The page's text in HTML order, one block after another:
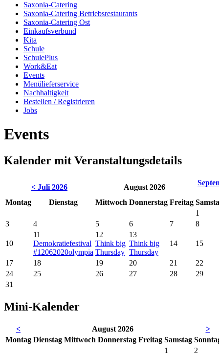
Saxonia-Catering
Saxonia-Catering Betriebsrestaurants
Saxonia-Catering Ost
Einkaufsverbund
Kita
Schule
SchulePlus
Work&Eat
Events
Menülieferservice
Nachhaltigkeit
Bestellen / Registrieren
Jobs
Events
Kalender mit Veranstaltungsdetails
< Juli 2026 August 2026
Montag Dienstag Mittwoch Donnerstag Freitag
1
3
4 5 6 7 8
10
11
Demokratiefestival
#12062020olympia
12
Think big
Thursday
13
Think big
Thursday
14 15
17 18 19 20 21
22
24
25 26 27 28
29
31
Mini-Kalender
< August 2026
>
Montag Dienstag Mittwoch Donnerstag Freitag Samstag So
1
2